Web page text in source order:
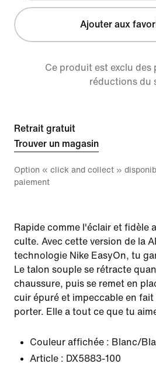
Ajouter aux
Ce produit est exclu des
réductions du
Retrait gratuit
Trouver un magasin
Option « click and collect »
paiement
Rapide comme l'éclair et fidèle
culte. Avec cette version de la
technologie Nike EasyOn, tu
Le talon souple se rétracte
chaussure, puis se remet en
cuir épuré et impeccable en
porter. Elle a tout ce que tu
Couleur affichée : Blanc/
Article : DX5883-100